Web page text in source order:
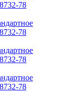
78
78
78
78